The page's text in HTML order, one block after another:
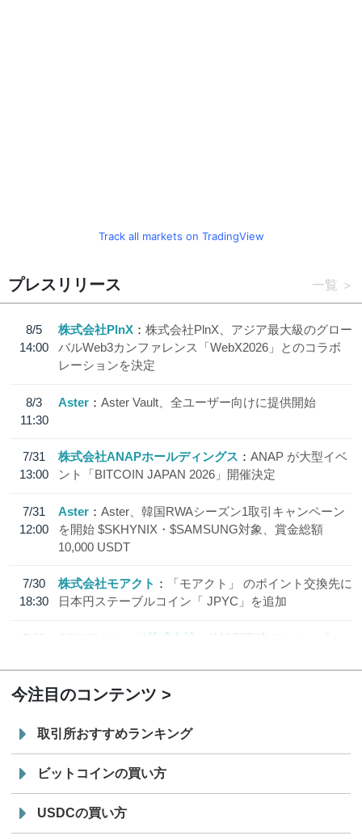
Track all markets on TradingView
プレスリリース 一覧
8/5
14:00
株式会社PlnX
株式会社PlnX、アジア最大級のグロー
バルWeb3カンファレンス「WebX2026」とのコラボ
レーションを決定
8/3
11:30
Aster Aster Vault、全ユーザー向けに提供開始
7/31
13:00
株式会社ANAPホールディングス
ANAP が大型イベ
ント「BITCOIN JAPAN 2026」開催決定
7/31
12:00
Aster
Aster、韓国RWAシーズン1取引キャンペーン
を開始 $SKHYNIX・$SAMSUNG対象、賞金総額
10,000 USDT
7/30
18:30
株式会社モアクト
「モアクト」 のポイント交換先に
日本円ステーブルコイン「 JPYC」を追加
7/29
SBI VCトレード株式会社
信託型円建てステーブル
今注目のコンテンツ
取引所おすすめランキング
ビットコインの買い方
USDCの買い方